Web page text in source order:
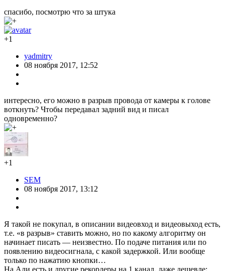
спасибо, посмотрю что за штука
+1
yadmitry
08 ноября 2017, 12:52
интересно, его можно в разрыв провода от камеры к голове
воткнуть? Чтобы передавал задний вид и писал
одновременно?
+1
SEM
08 ноября 2017, 13:12
Я такой не покупал, в описании видеовход и видеовыход есть,
т.е. «в разрыв» ставить можно, но по какому алгоритму он
начинает писать — неизвестно. По подаче питания или по
появлению видеосигнала, с какой задержкой. Или вообще
только по нажатию кнопки…
На Али есть и другие рекордеры на 1 канал, даже дешевле: